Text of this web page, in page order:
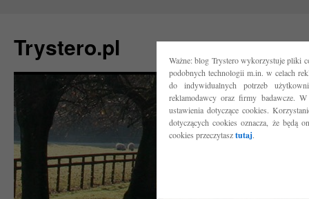
Ważne: blog Trystero wykorzystuje pliki
podobnych technologii m.in. w celach
do indywidualnych potrzeb
reklamodawcy oraz firmy badawcze.
ustawienia dotyczące cookies.
dotyczących cookies oznacza, że będą
cookies przeczytasztutaj.
Trystero.pl